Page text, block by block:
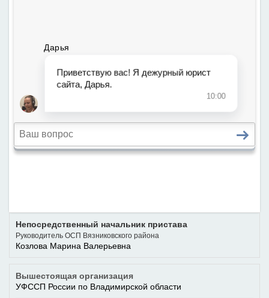
Непосредственный начальник пристава
Руководитель ОСП Вязниковского района
Козлова Марина Валерьевна
Вышестоящая организация
УФССП России по Владимирской области